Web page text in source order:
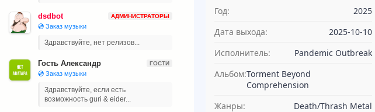
Год:
2025
Дата выхода:
2025-10-10
Исполнитель:
Pandemic Outbreak
Альбом:Torment Beyond
Comprehension
Жанры:
Death/Thrash Metal
dsdbot АДМИНИСТРАТОРЫ
💿 Заказ музыки
Здравствуйте, нет релизов...
Гость Александр ГОСТИ
💿 Заказ музыки
Здравствуйте, если есть
возможность guri & eider...